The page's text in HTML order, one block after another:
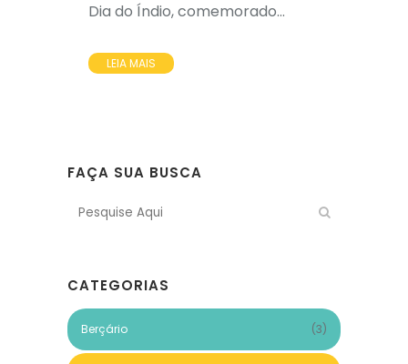
Dia do Índio, comemorado...
LEIA MAIS
FAÇA SUA BUSCA
CATEGORIAS
Berçário (3)